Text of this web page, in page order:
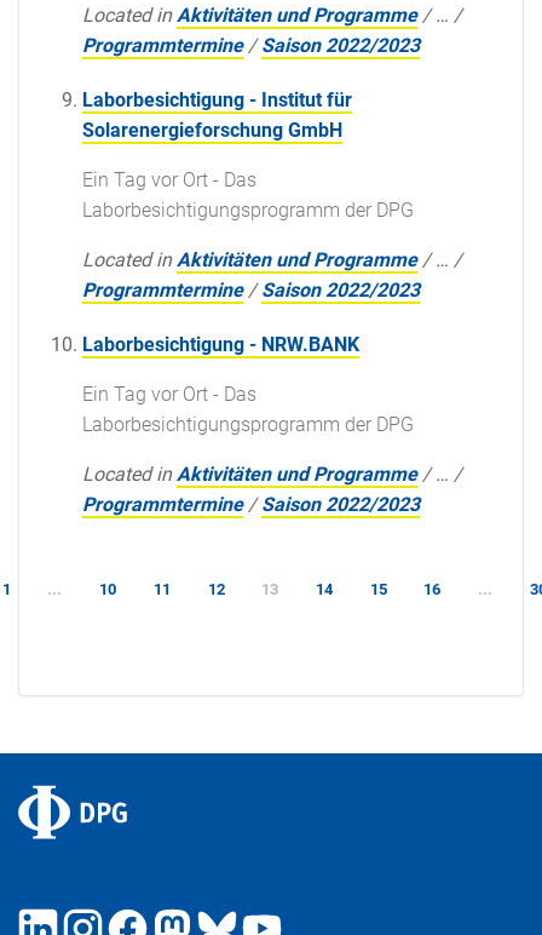
Located in Aktivitäten und Programme /… /
Programmtermine /Saison 2022/2023
Laborbesichtigung - Institut für
Solarenergieforschung GmbH
Ein Tag vor Ort - Das
Laborbesichtigungsprogramm der DPG
Located in Aktivitäten und Programme /… /
Programmtermine /Saison 2022/2023
Laborbesichtigung - NRW.BANK
Ein Tag vor Ort - Das
Laborbesichtigungsprogramm der DPG
Located in Aktivitäten und Programme /… /
Programmtermine /Saison 2022/2023
1 ... 10 11 12 13 14 15 16 ...